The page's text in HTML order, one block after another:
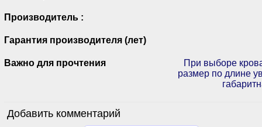
Производитель :
Гарантия производителя (лет)
Важно для прочтения
При выборе
размер по длине
Добавить комментарий